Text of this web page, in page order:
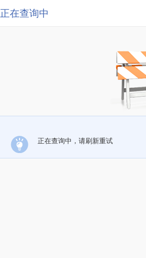
正在查询中
正在查询中，请刷新重试